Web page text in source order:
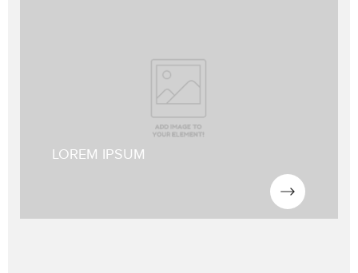
LOREM IPSUM
Lorem ipsum dolor sit amet, consetetur sadipscing elitr, sed diam
nonumy eirmod tempor invidunt ut labore et dolore magna
aliquyam erat, sed diam voluptua. At vero eos et accusam.
Lorem ipsum dolor sit amet, consetetur sadipscing elitr, sed diam